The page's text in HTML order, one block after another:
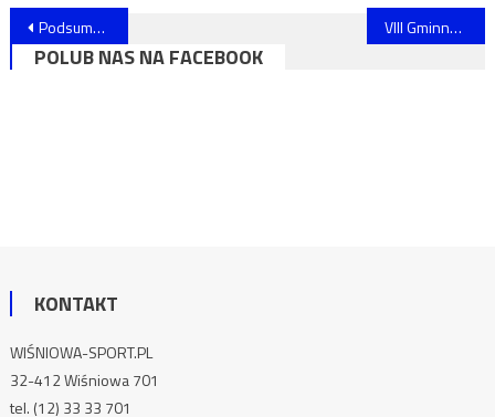
Nawigacja
wpisu
Podsumowanie Turnieju Charytatywnego “Gramy dla Ali” VIII Gminny Halowy Turniej Piłki Nożnej MDP
POLUB NAS NA FACEBOOK
KONTAKT
WIŚNIOWA-SPORT.PL
32-412 Wiśniowa 701
tel. (12) 33 33 701